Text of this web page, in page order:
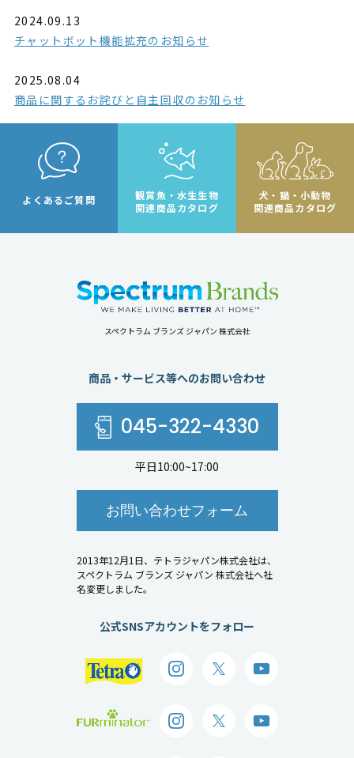
2024.09.13
チャットボット機能拡充のお知らせ
2025.08.04
商品に関するお詫びと自主回収のお知らせ
よくあるご質問
観賞魚・水生生物
関連商品カタログ
犬・猫・小動物
関連商品カタログ
スペクトラム ブランズ ジャパン 株式会社
商品・サービス等へのお問い合わせ
045-322-4330
平日10:00~17:00
お問い合わせフォーム
2013年12月1日、テトラジャパン株式会社は、
スペクトラム ブランズ ジャパン 株式会社へ社
名変更しました。
公式SNSアカウントをフォロー